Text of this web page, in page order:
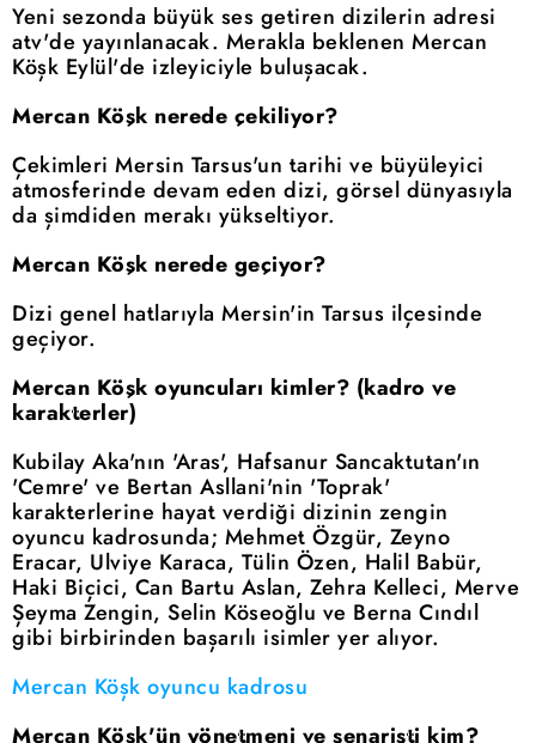
Yeni sezonda büyük ses getiren dizilerin adresi
atv'de yayınlanacak. Merakla beklenen Mercan
Köşk Eylül'de izleyiciyle buluşacak.
Mercan Köşk nerede çekiliyor?
Çekimleri Mersin Tarsus'un tarihi ve büyüleyici
atmosferinde devam eden dizi, görsel dünyasıyla
da şimdiden merakı yükseltiyor.
Mercan Köşk nerede geçiyor?
Dizi genel hatlarıyla Mersin'in Tarsus ilçesinde
geçiyor.
Mercan Köşk oyuncuları kimler? (kadro ve
karakterler)
Kubilay Aka'nın 'Aras', Hafsanur Sancaktutan'ın
'Cemre' ve Bertan Asllani'nin 'Toprak'
karakterlerine hayat verdiği dizinin zengin
oyuncu kadrosunda; Mehmet Özgür, Zeyno
Eracar, Ulviye Karaca, Tülin Özen, Halil Babür,
Haki Biçici, Can Bartu Aslan, Zehra Kelleci, Merve
Şeyma Zengin, Selin Köseoğlu ve Berna Cındıl
gibi birbirinden başarılı isimler yer alıyor.
Mercan Köşk oyuncu kadrosu
Mercan Köşk'ün yönetmeni ve senaristi kim?